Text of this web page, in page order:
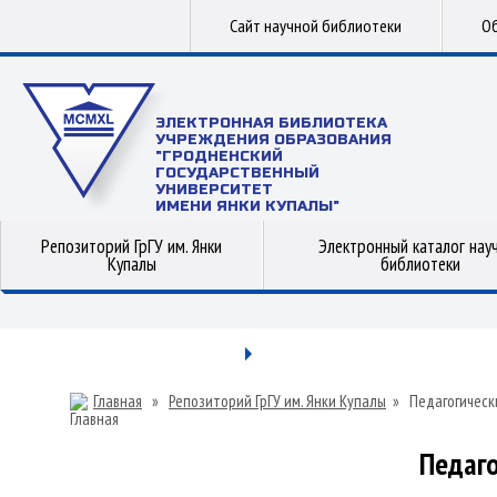
Сайт научной библиотеки
ЭЛЕКТРОННАЯ БИБЛИОТЕКА
УЧРЕЖДЕНИЯ ОБРАЗОВАНИЯ
"ГРОДНЕНСКИЙ
ГОСУДАРСТВЕННЫЙ
УНИВЕРСИТЕТ
ИМЕНИ ЯНКИ КУПАЛЫ"
Репозиторий ГрГУ им. Янки
Купалы
Электронный каталог
библиотеки
Главная » Репозиторий ГрГУ им. Янки Купалы »